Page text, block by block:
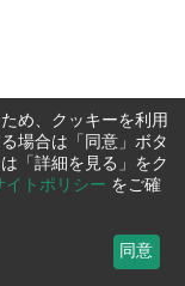
め、クッキーを利用
場合は「同意」ボタ
「詳細を見る」をク
イトポリシー をご確
同意